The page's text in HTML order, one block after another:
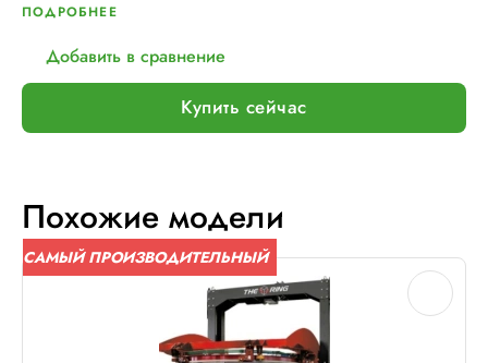
ПОДРОБНЕЕ
Добавить в сравнение
Купить сейчас
Похожие модели
САМЫЙ ПРОИЗВОДИТЕЛЬНЫЙ